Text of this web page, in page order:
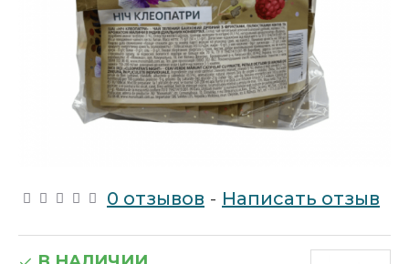
0 отзывов - Написать отзыв